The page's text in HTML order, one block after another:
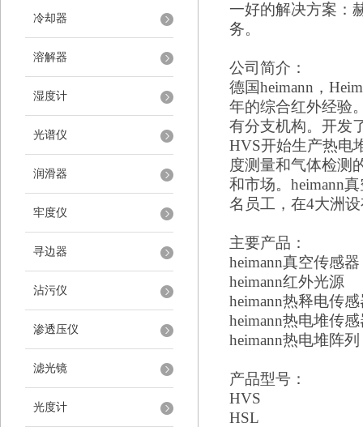
冷却器
溶解器
湿度计
光谱仪
润滑器
牢度仪
寻边器
沾污仪
渗透压仪
滤光镜
光度计
一好的解决方案：
务。
公司简介：
德国heimann，
年的综合红外经验
有分支机构。开发
HVS开始生产热电
度测量和气体检测
和市场。heimann
名员工，在4大洲
主要产品：
heimann真空传感器
heimann红外光源
heimann热释电传感
heimann热电堆传感
heimann热电堆阵列
产品型号：
HVS
HSL